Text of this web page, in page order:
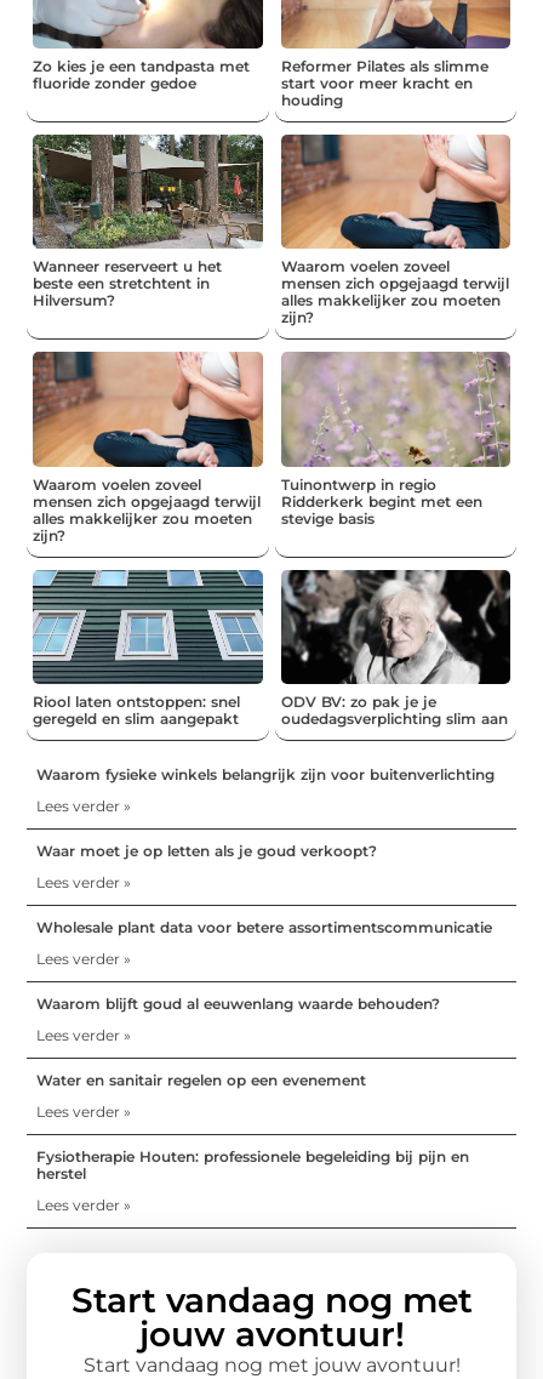
Zo kies je een tandpasta met
fluoride zonder gedoe
Reformer Pilates als slimme
start voor meer kracht en
houding
Wanneer reserveert u het
beste een stretchtent in
Hilversum?
Waarom voelen zoveel
mensen zich opgejaagd terwijl
alles makkelijker zou moeten
zijn?
Waarom voelen zoveel
mensen zich opgejaagd terwijl
alles makkelijker zou moeten
zijn?
Tuinontwerp in regio
Ridderkerk begint met een
stevige basis
Riool laten ontstoppen: snel
geregeld en slim aangepakt
ODV BV: zo pak je je
oudedagsverplichting slim aan
Waarom fysieke winkels belangrijk zijn voor buitenverlichting
Lees verder »
Waar moet je op letten als je goud verkoopt?
Lees verder »
Wholesale plant data voor betere assortimentscommunicatie
Lees verder »
Waarom blijft goud al eeuwenlang waarde behouden?
Lees verder »
Water en sanitair regelen op een evenement
Lees verder »
Fysiotherapie Houten: professionele begeleiding bij pijn en
herstel
Lees verder »
Start vandaag nog met
jouw avontuur!
Start vandaag nog met jouw avontuur!